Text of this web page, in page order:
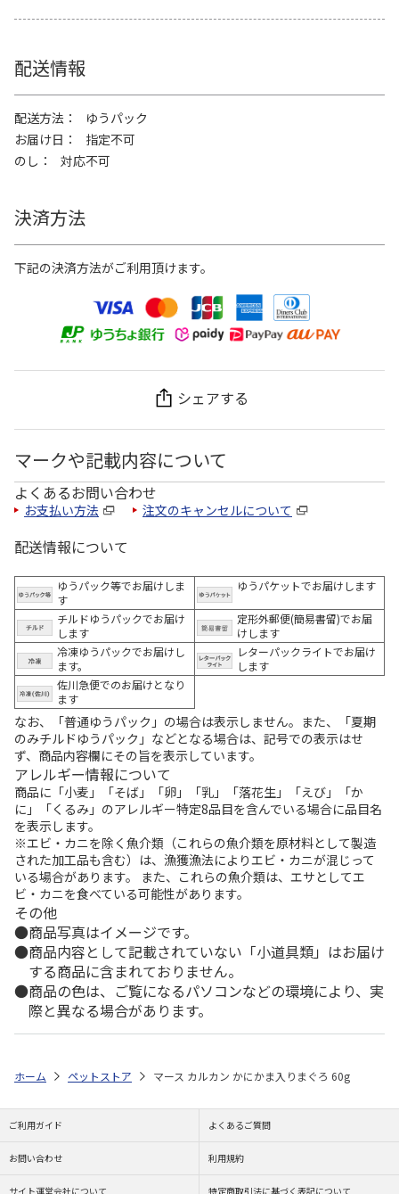
配送情報
配送方法
ゆうパック
お届け日
指定不可
のし
対応不可
決済方法
下記の決済方法がご利用頂けます。
シェアする
マークや記載内容について
よくあるお問い合わせ
お支払い方法 注文のキャンセルについて
配送情報について
ゆうパック等でお届けしま
す
ゆうパケットでお届けします
チルドゆうパックでお届け
します
定形外郵便(簡易書留)でお届
けします
冷凍ゆうパックでお届けし
ます。
レターパックライトでお届け
します
佐川急便でのお届けとなり
ます
なお、「普通ゆうパック」の場合は表示しません。また、「夏期
のみチルドゆうパック」などとなる場合は、記号での表示はせ
ず、商品内容欄にその旨を表示しています。
アレルギー情報について
商品に「小麦」「そば」「卵」「乳」「落花生」「えび」「か
に」「くるみ」のアレルギー特定8品目を含んでいる場合に品目名
を表示します。
※エビ・カニを除く魚介類（これらの魚介類を原材料として製造
された加工品も含む）は、漁獲漁法によりエビ・カニが混じって
いる場合があります。 また、これらの魚介類は、エサとしてエ
ビ・カニを食べている可能性があります。
その他
商品写真はイメージです。
商品内容として記載されていない「小道具類」はお届け
する商品に含まれておりません。
商品の色は、ご覧になるパソコンなどの環境により、実
際と異なる場合があります。
ホーム ペットストア マース カルカン かにかま入りまぐろ 60g
ご利用ガイド よくあるご質問
お問い合わせ 利用規約
サイト運営会社について 特定商取引法に基づく表記について